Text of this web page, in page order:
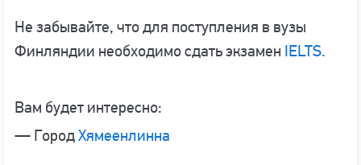
Не забывайте, что для поступления в вузы
Финляндии необходимо сдать экзамен IELTS.
Вам будет интересно:
— ГородХямеенлинна